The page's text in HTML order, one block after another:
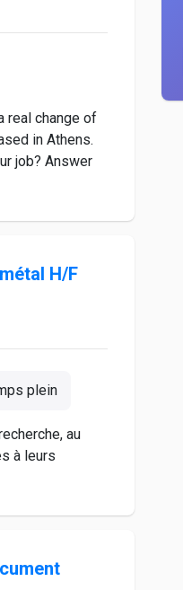
real change of
in Athens.
job? Answer
H/F
plein
au
à leurs